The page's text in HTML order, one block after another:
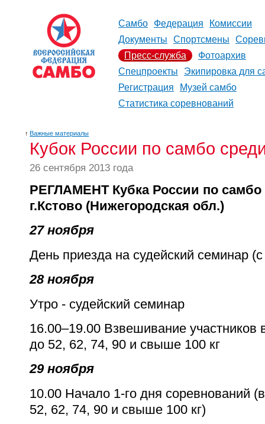
Самбо Федерация
Комиссии
Документы
Спортсмены
Пресс-служба
Фотоархив
Спецпроекты
Экипировка для
Регистрация
Музей самбо
Статистика соревнований
↑ Важные материалы
Кубок России по самбо
26 сентября 2013 года
РЕГЛАМЕНТ Кубка России по самбо
г.Кстово (Нижегородская обл.)
27 ноября
День приезда на судейский семинар
28 ноября
Утро - судейский семинар
16.00–19.00 Взвешивание участников
до 52, 62, 74, 90 и свыше 100 кг
29 ноября
10.00 Начало 1-го дня соревнований
52, 62, 74, 90 и свыше 100 кг)